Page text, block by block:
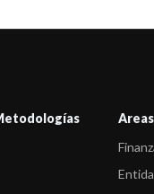
Areas